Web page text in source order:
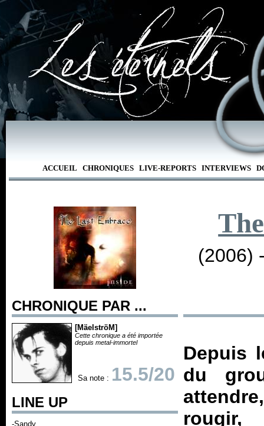
ACCUEIL CHRONIQUES LIVE-REPORTS INTERVIEWS
CHRONIQUE PAR ...
[MäelströM]
Cette chronique a été importée
depuis metal-immortel
Sa note : 15.5/20
LINE UP
-Sandy
(2006)
Depuis
du
rougir,